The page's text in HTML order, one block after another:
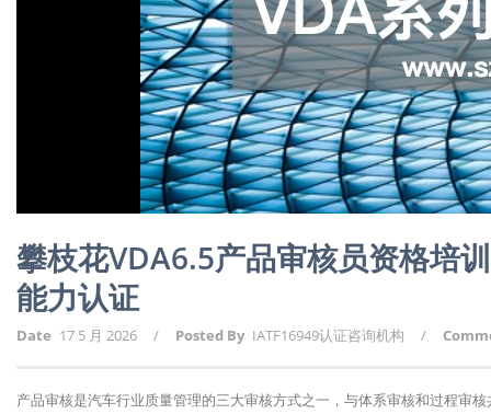
攀枝花VDA6.5产品审核员资格培
能力认证
Date 17 5 月 2026 / Posted By IATF16949认证咨询机构 /
产品审核是汽车行业质量管理的三大审核方式之一，与体系审核和过程审核